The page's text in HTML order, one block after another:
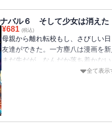
バル６ そして少女は消えた
¥681 (税込)
母親から離れ転校もし、さびしい
友達ができた。一方塵八は漫画を
まだ先だが、なんだか落ち着かな
つきまとわれ「久遠伶に危機が迫
全て表示